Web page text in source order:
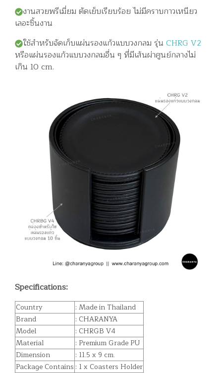
งานสวยพรีเมี่ยม ตัดเย็บเรียบร้อย ไม่มีคราบกาวเหนียว
เลอะชิ้นงาน
ใช้สำหรับจัดเก็บแผ่นรองแก้วแบบวงกลม รุ่น CHRG V2
หรือแผ่นรองแก้วแบบวงกลมอื่น ๆ ที่มีเส้นผ่าศูนย์กลางไม่
เกิน 10 cm.
Specifications:
Country
: Made in Thailand
Brand
: CHARANYA
Model
: CHRGB V4
Material
: Premium Grade PU
Dimension
: 11.5 x 9 cm.
Package Contains : 1 x Coasters Holder